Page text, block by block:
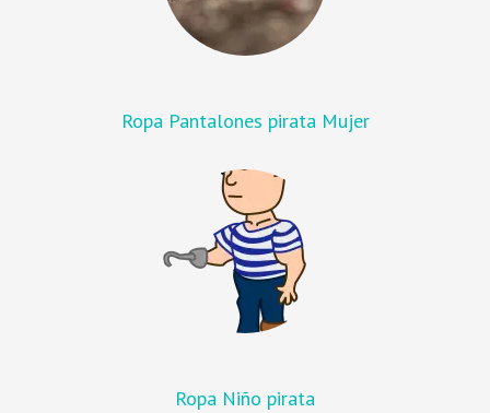
Ropa Pantalones pirata Mujer
Ropa Niño pirata